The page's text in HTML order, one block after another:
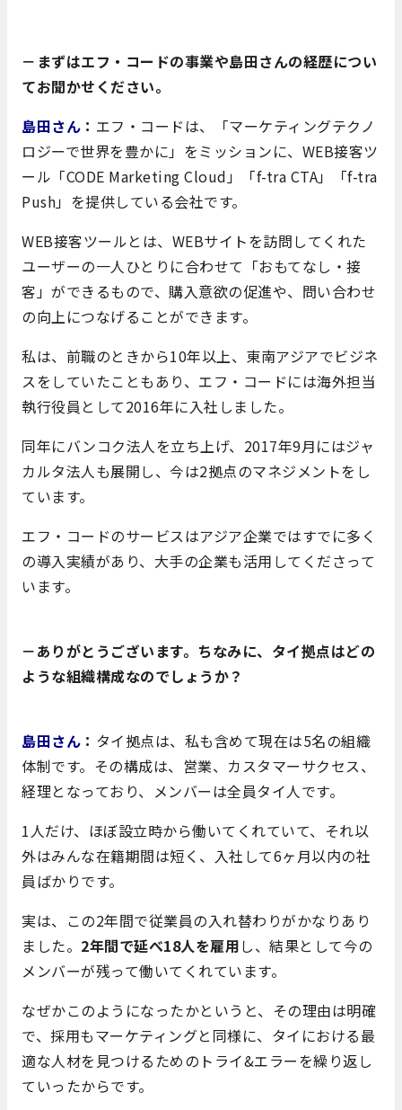
－まずはエフ・コードの事業や島田さんの経歴につい
てお聞かせください。
島田さん ： エフ・コードは、「マーケティングテクノ
ロジーで世界を豊かに」をミッションに、WEB接客ツ
ール「CODE Marketing Cloud」「f-tra CTA」「f-tra
Push」を提供している会社です。
WEB接客ツールとは、WEBサイトを訪問してくれた
ユーザーの一人ひとりに合わせて「おもてなし・接
客」ができるもので、購入意欲の促進や、問い合わせ
の向上につなげることができます。
私は、前職のときから10年以上、東南アジアでビジネ
スをしていたこともあり、エフ・コードには海外担当
執行役員として2016年に入社しました。
同年にバンコク法人を立ち上げ、2017年9月にはジャ
カルタ法人も展開し、今は2拠点のマネジメントをし
ています。
エフ・コードのサービスはアジア企業ではすでに多く
の導入実績があり、大手の企業も活用してくださって
います。
－ありがとうございます。ちなみに、タイ拠点はどの
ような組織構成なのでしょうか？
島田さん ： タイ拠点は、私も含めて現在は5名の組織
体制です。その構成は、営業、カスタマーサクセス、
経理となっており、メンバーは全員タイ人です。
1人だけ、ほぼ設立時から働いてくれていて、それ以
外はみんな在籍期間は短く、入社して6ヶ月以内の社
員ばかりです。
実は、この2年間で従業員の入れ替わりがかなりあり
ました。 2年間で延べ18人を雇用し、結果として今の
メンバーが残って働いてくれています。
なぜかこのようになったかというと、その理由は明確
で、採用もマーケティングと同様に、タイにおける最
適な人材を見つけるためのトライ&エラーを繰り返し
ていったからです。